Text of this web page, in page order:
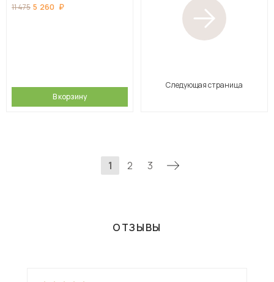
11 475 5 260
В корзину
Следующая страница
1 2 3
ОТЗЫВЫ